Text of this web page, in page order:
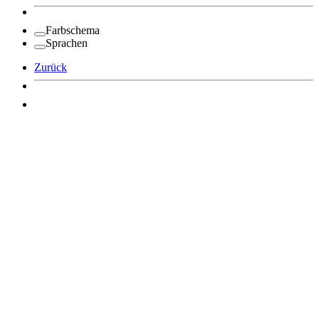
Farbschema
Sprachen
Zurück